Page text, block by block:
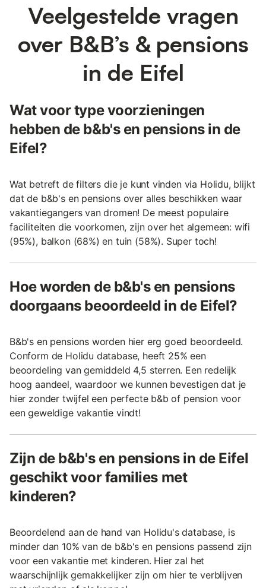
Veelgestelde vragen
over B&B’s & pensions
in de Eifel
Wat voor type voorzieningen
hebben de b&b's en pensions in de
Eifel?
Wat betreft de filters die je kunt vinden via Holidu, blijkt
dat de b&b's en pensions over alles beschikken waar
vakantiegangers van dromen! De meest populaire
faciliteiten die voorkomen, zijn over het algemeen: wifi
(95%), balkon (68%) en tuin (58%). Super toch!
Hoe worden de b&b's en pensions
doorgaans beoordeeld in de Eifel?
B&b's en pensions worden hier erg goed beoordeeld.
Conform de Holidu database, heeft 25% een
beoordeling van gemiddeld 4,5 sterren. Een redelijk
hoog aandeel, waardoor we kunnen bevestigen dat je
hier zonder twijfel een perfecte b&b of pension voor
een geweldige vakantie vindt!
Zijn de b&b's en pensions in de Eifel
geschikt voor families met
kinderen?
Beoordelend aan de hand van Holidu's database, is
minder dan 10% van de b&b's en pensions passend zijn
voor een vakantie met kinderen. Hier zal het
waarschijnlijk gemakkelijker zijn om hier te verblijven